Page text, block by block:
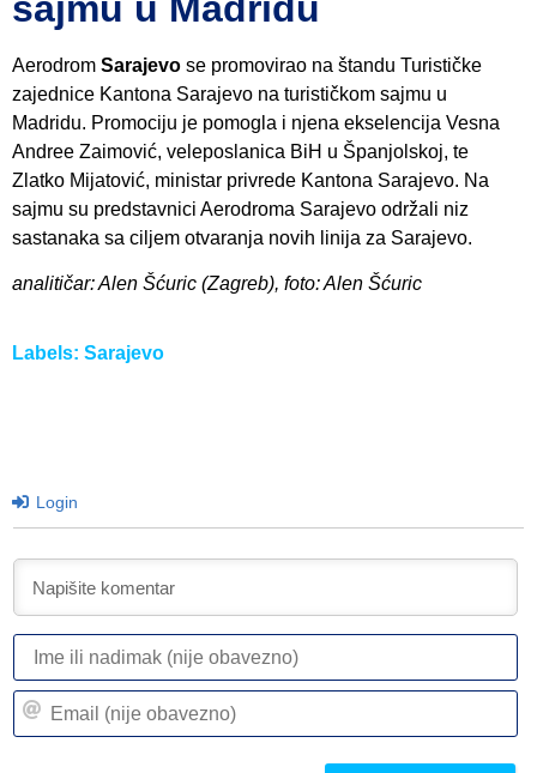
Aerodrom Sarajevo se promovirao na štandu Turističke
zajednice Kantona Sarajevo na turističkom sajmu u
Madridu. Promociju je pomogla i njena ekselencija Vesna
Andree Zaimović, veleposlanica BiH u Španjolskoj, te
Zlatko Mijatović, ministar privrede Kantona Sarajevo. Na
sajmu su predstavnici Aerodroma Sarajevo održali niz
sastanaka sa ciljem otvaranja novih linija za Sarajevo.
analitičar: Alen Šćuric (Zagreb), foto: Alen Šćuric
Labels: Sarajevo
Login